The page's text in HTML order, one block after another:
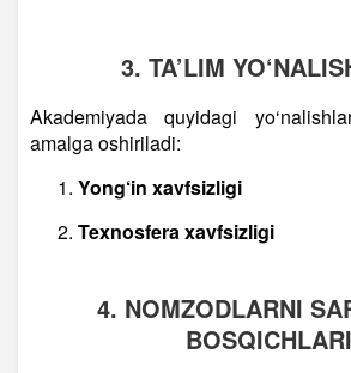
3. TA’LIM
Akademiyada quyidagi
amalga oshiriladi:
Yong‘in xavfsizligi
Texnosfera xavfsizligi
4. NOMZODLARNI
BOSQICHLARI